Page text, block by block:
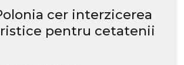
cer interzicerea
pentru cetatenii